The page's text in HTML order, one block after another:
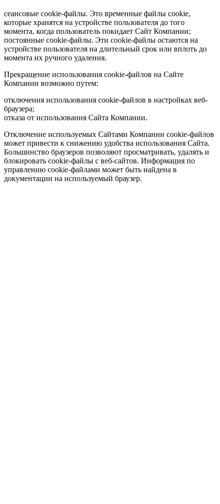
сеансовые cookie-файлы. Это временные файлы cookie,
которые хранятся на устройстве пользователя до того
момента, когда пользователь покидает Сайт Компании;
постоянные cookie-файлы. Эти cookie-файлы остаются на
устройстве пользователя на длительный срок или вплоть до
момента их ручного удаления.
Прекращение использования cookie-файлов на Сайте
Компании возможно путем:
отключения использования cookie-файлов в настройках веб-
браузера;
отказа от использования Сайта Компании.
Отключение используемых Сайтами Компании cookie-файлов
может привести к снижению удобства использования Сайта.
Большинство браузеров позволяют просматривать, удалять и
блокировать cookie-файлы c веб-сайтов. Информация по
управлению cookie-файлами может быть найдена в
документации на используемый браузер.